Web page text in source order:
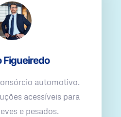
Figueiredo
automotivo.
acessíveis para
e pesados.